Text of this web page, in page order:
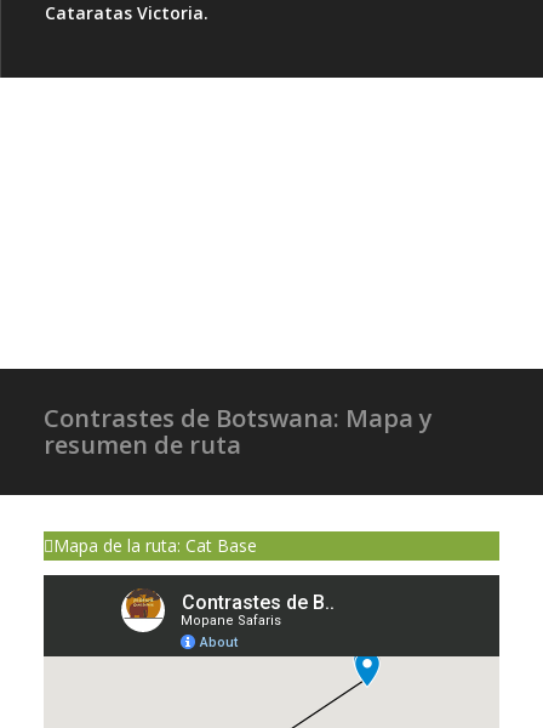
Cataratas Victoria.
Contrastes de Botswana: Mapa y
resumen de ruta
Mapa de la ruta: Cat Base